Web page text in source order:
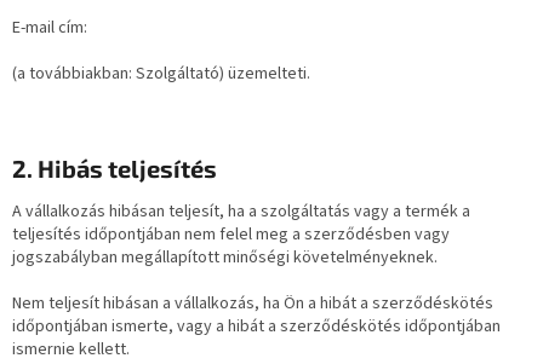
E-mail cím:
(a továbbiakban: Szolgáltató) üzemelteti.
2. Hibás teljesítés
A vállalkozás hibásan teljesít, ha a szolgáltatás vagy a termék a
teljesítés időpontjában nem felel meg a szerződésben vagy
jogszabályban megállapított minőségi követelményeknek.
Nem teljesít hibásan a vállalkozás, ha Ön a hibát a szerződéskötés
időpontjában ismerte, vagy a hibát a szerződéskötés időpontjában
ismernie kellett.